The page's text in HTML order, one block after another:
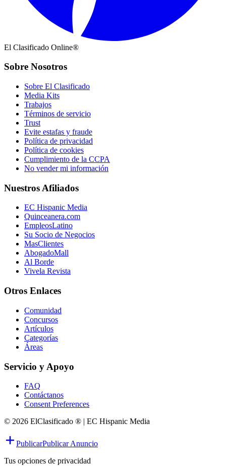
El Clasificado Online®
Sobre Nosotros
Sobre El Clasificado
Media Kits
Trabajos
Términos de servicio
Trust
Evite estafas y fraude
Política de privacidad
Política de cookies
Cumplimiento de la CCPA
No vender mi información
Nuestros Afiliados
EC Hispanic Media
Quinceanera.com
EmpleosLatino
Su Socio de Negocios
MasClientes
AbogadoMall
Al Borde
Vivela Revista
Otros Enlaces
Comunidad
Concursos
Artículos
Categorías
Áreas
Servicio y Apoyo
FAQ
Contáctanos
Consent Preferences
© 2026 ElClasificado ® | EC Hispanic Media
PublicarPublicar Anuncio
Tus opciones de privacidad